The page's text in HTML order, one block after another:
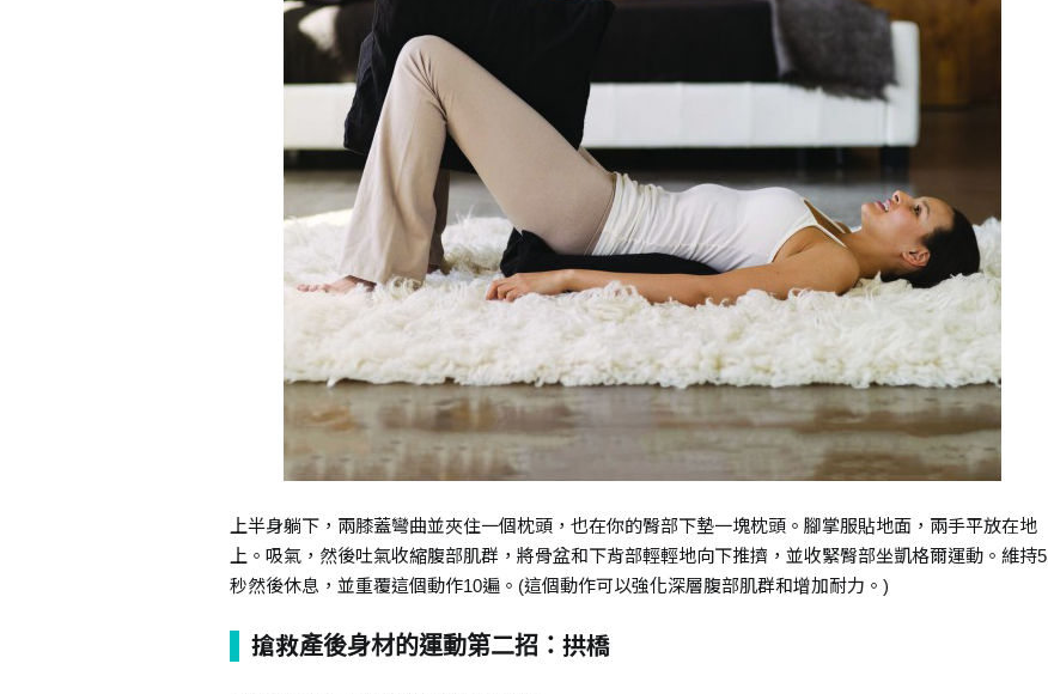
上半身躺下，兩膝蓋彎曲並夾住一個枕頭，也在你的臀部下墊一塊枕頭。腳掌服貼地面，兩手平放在地
上。吸氣，然後吐氣收縮腹部肌群，將骨盆和下背部輕輕地向下推擠，並收緊臀部坐凱格爾運動。維持5
秒然後休息，並重覆這個動作10遍。(這個動作可以強化深層腹部肌群和增加耐力。)
搶救產後身材的運動第二招：拱橋